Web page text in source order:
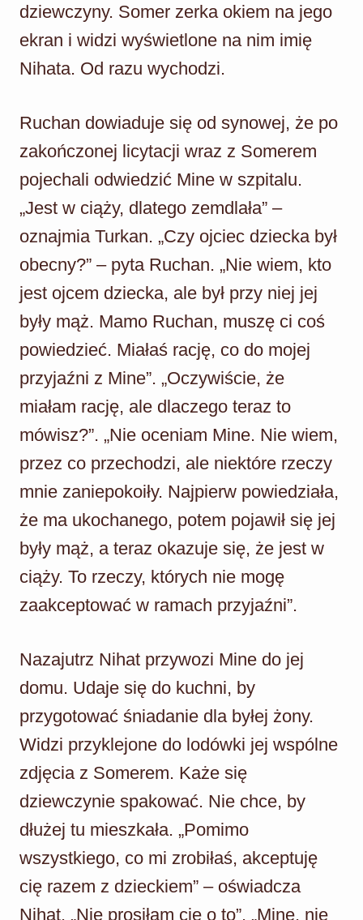
dziewczyny. Somer zerka okiem na jego
ekran i widzi wyświetlone na nim imię
Nihata. Od razu wychodzi.
Ruchan dowiaduje się od synowej, że po
zakończonej licytacji wraz z Somerem
pojechali odwiedzić Mine w szpitalu.
„Jest w ciąży, dlatego zemdlała” –
oznajmia Turkan. „Czy ojciec dziecka był
obecny?” – pyta Ruchan. „Nie wiem, kto
jest ojcem dziecka, ale był przy niej jej
były mąż. Mamo Ruchan, muszę ci coś
powiedzieć. Miałaś rację, co do mojej
przyjaźni z Mine”. „Oczywiście, że
miałam rację, ale dlaczego teraz to
mówisz?”. „Nie oceniam Mine. Nie wiem,
przez co przechodzi, ale niektóre rzeczy
mnie zaniepokoiły. Najpierw powiedziała,
że ma ukochanego, potem pojawił się jej
były mąż, a teraz okazuje się, że jest w
ciąży. To rzeczy, których nie mogę
zaakceptować w ramach przyjaźni”.
Nazajutrz Nihat przywozi Mine do jej
domu. Udaje się do kuchni, by
przygotować śniadanie dla byłej żony.
Widzi przyklejone do lodówki jej wspólne
zdjęcia z Somerem. Każe się
dziewczynie spakować. Nie chce, by
dłużej tu mieszkała. „Pomimo
wszystkiego, co mi zrobiłaś, akceptuję
cię razem z dzieckiem” – oświadcza
Nihat. „Nie prosiłam cię o to”. „Mine, nie